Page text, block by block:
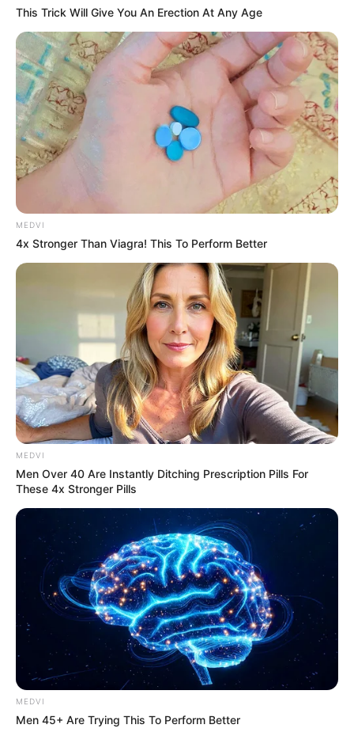
This Trick Will Give You An Erection At Any Age
MEDVI
4x Stronger Than Viagra! This To Perform Better
MEDVI
Men Over 40 Are Instantly Ditching Prescription Pills For
These 4x Stronger Pills
MEDVI
Men 45+ Are Trying This To Perform Better